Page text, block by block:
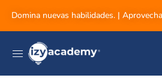
Domina nuevas habilidades. |